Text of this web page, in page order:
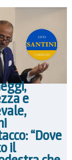
e
“Dove
il